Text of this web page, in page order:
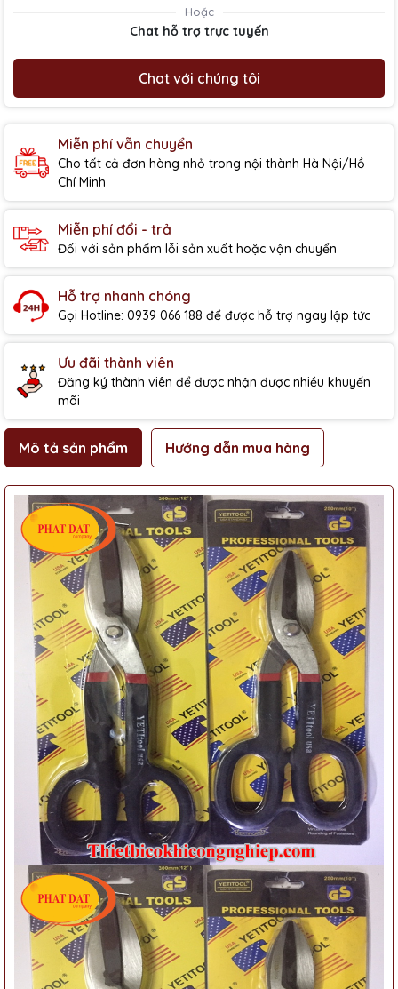
Hoặc
Chat hỗ trợ trực tuyến
Chat với chúng tôi
Miễn phí vẫn chuyển
Cho tất cả đơn hàng nhỏ trong nội thành Hà Nội/Hồ
Chí Minh
Miễn phí đổi - trả
Đối với sản phẩm lỗi sản xuất hoặc vận chuyển
Hỗ trợ nhanh chóng
Gọi Hotline: 0939 066 188 để được hỗ trợ ngay lập tức
Ưu đãi thành viên
Đăng ký thành viên để được nhận được nhiều khuyến
mãi
Mô tả sản phẩm Hướng dẫn mua hàng